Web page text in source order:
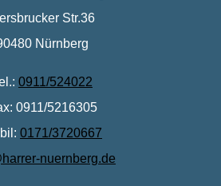
Str.36
Nürnberg
0911/524022
0911/5216305
0171/3720667
nuernberg.de